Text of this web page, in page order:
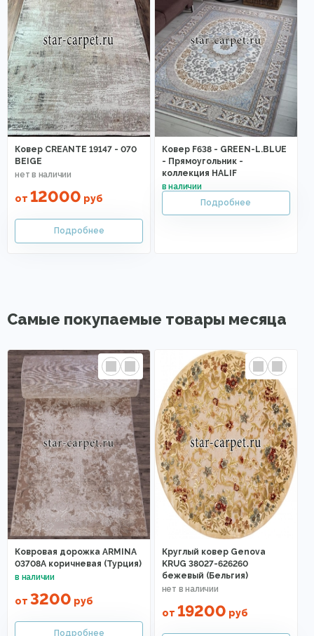
Ковер CREANTE 19147 - 070
BEIGE
от 12000 руб
Ковер F638 - GREEN-L.BLUE
- Прямоугольник -
коллекция HALIF
Самые покупаемые товары месяца
Ковровая дорожка ARMINA
03708A коричневая (Турция)
от 3200 руб
Круглый ковер Genova
KRUG 38027-626260
бежевый (Бельгия)
от 19200 руб